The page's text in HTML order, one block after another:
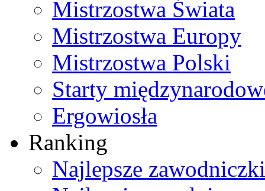
Mistrzostwa Świata
Mistrzostwa Europy
Mistrzostwa Polski
Starty
Ergowiosła
Ranking
Najlepsze zawodniczki